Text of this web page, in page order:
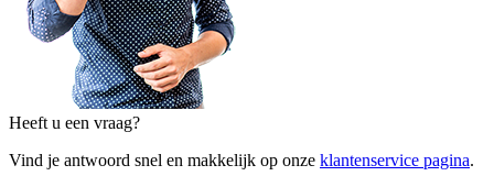
Heeft u een vraag?
Vind je antwoord snel en makkelijk op onze klantenservice pagina.